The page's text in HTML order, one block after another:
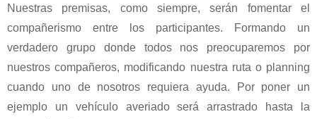
Nuestras premisas, como siempre, serán fomentar el
compañerismo entre los participantes. Formando un
verdadero grupo donde todos nos preocuparemos por
nuestros compañeros, modificando nuestra ruta o planning
cuando uno de nosotros requiera ayuda. Por poner un
ejemplo un vehículo averiado será arrastrado hasta la